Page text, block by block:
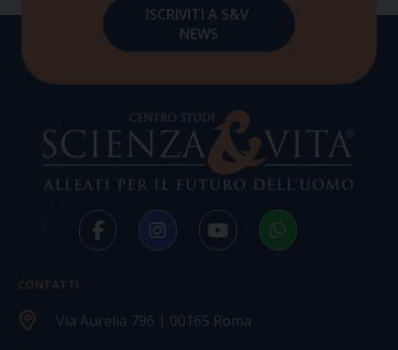
CONTATTI
Via Aurelia 796 | 00165 Roma